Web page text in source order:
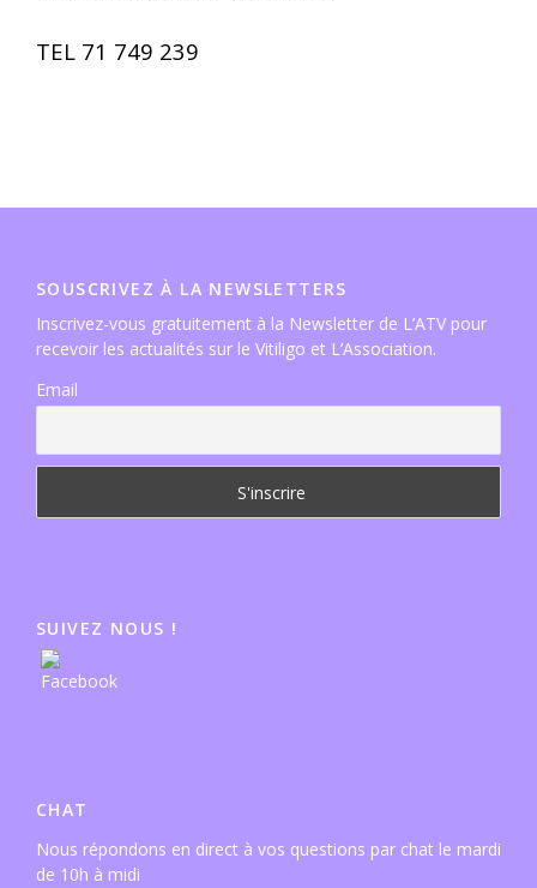
TEL 71 749 239
SOUSCRIVEZ À LA NEWSLETTERS
Inscrivez-vous gratuitement à la Newsletter de L’ATV pour
recevoir les actualités sur le Vitiligo et L’Association.
Email
SUIVEZ NOUS !
CHAT
Nous répondons en direct à vos questions par chat le mardi
de 10h à midi